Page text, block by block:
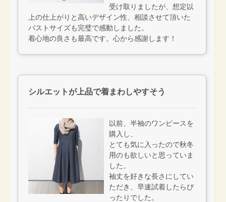
受け取りましたが、想定以
上の仕上がりと高いデザイン性、相談させて頂いた
バストサイズも完璧で感動しました。
着心地の良さも最高です。心から感謝します！
シルエットが上品で着まわしやすそう
以前、半袖のワンピースを
購入し、
とても気に入ったので秋冬
用のも欲しいと思っていま
した。
袖丈を好きな長さにしてい
ただき、早速試着したらぴ
ったりでした。